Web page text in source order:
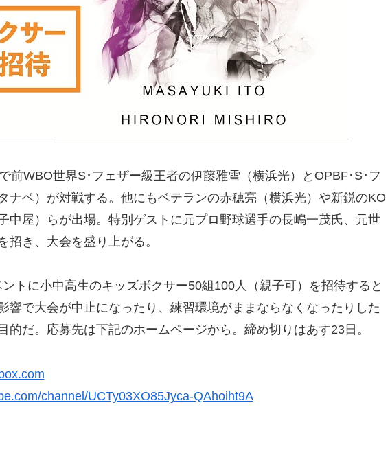
WBO世界S･フェザー級王者の伊藤雅雪（横浜光）とOPBF･S･フ
ナベ）が対戦する。他にもベテランの赤穂亮（横浜光）や新鋭のKO
中屋）らが出場。特別ゲストに元プロ野球選手の長嶋一茂氏、元世
招き、大会を盛り上がる。
トに小中高生のキッズボクサー50組100人（親子可）を招待すると
響で大会が中止になったり、練習環境がままならなくなったりした
的だ。応募先は下記のホームページから。締め切りはあす23日。
channel/UCTy03XO85Jyca-QAhoiht9A